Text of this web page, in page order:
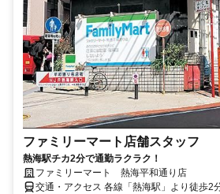
ファミリーマート店舗スタッフ
熱海駅チカ2分で通勤ラクラク！
ファミリーマート 熱海平和通り店
交通・アクセス 各線「熱海駅」より徒歩2